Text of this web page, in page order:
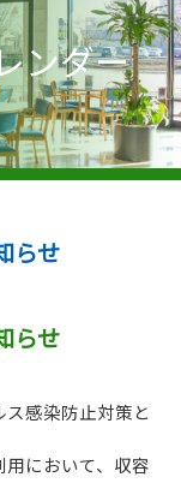
ンダー
らせ
らせ
感染防止対策と
において、収容